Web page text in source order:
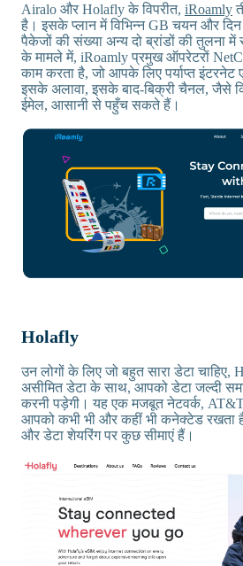
Airalo और Holafly के विपरीत, iRoamly
है। इसके प्लान में विभिन्न GB चयन और
पैकेजों की संख्या अन्य दो ब्रांडों की तुलना
के मामले में, iRoamly प्रमुख ऑपरेटरों
काम करता है, जो आपके लिए पर्याप्त इंटरनेट
इसके अलावा, इसके बाद-बिक्री चैनल, जैसे
ईमेल, आसानी से पहुँच सकते हैं।
Holafly
उन लोगों के लिए जो बहुत सारा डेटा
असीमित डेटा के साथ, आपको डेटा जल्दी
करनी पड़ेगी। यह एक मजबूत नेटवर्क, AT&T
आपको कभी भी और कहीं भी कनेक्टेड रखता
और डेटा शेयरिंग पर कुछ सीमाएं हैं।